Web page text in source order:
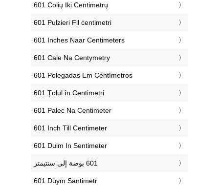
‎601 Colių Iki Centimetrų
‎601 Pulzieri Fil ċentimetri
‎601 Inches Naar Centimeters
‎601 Cale Na Centymetry
‎601 Polegadas Em Centímetros
‎601 Țolul în Centimetri
‎601 Palec Na Centimeter
‎601 Inch Till Centimeter
‎601 Duim In Sentimeter
‎601 Düym Santimetr